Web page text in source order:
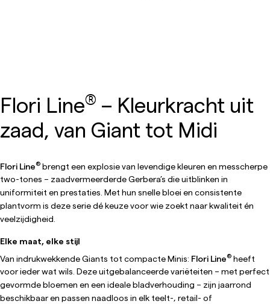
Flori Line® – Kleurkracht uit
zaad, van Giant tot Midi
Flori Line® brengt een explosie van levendige kleuren en messcherpe
two-tones – zaadvermeerderde Gerbera’s die uitblinken in
uniformiteit en prestaties. Met hun snelle bloei en consistente
plantvorm is deze serie dé keuze voor wie zoekt naar kwaliteit én
veelzijdigheid.
Elke maat, elke stijl
Van indrukwekkende Giants tot compacte Minis: Flori Line® heeft
voor ieder wat wils. Deze uitgebalanceerde variëteiten – met perfect
gevormde bloemen en een ideale bladverhouding – zijn jaarrond
beschikbaar en passen naadloos in elk teelt-, retail- of